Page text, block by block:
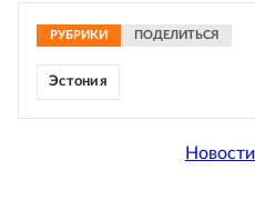
РУБРИКИ ПОДЕЛИТЬСЯ
Эстония